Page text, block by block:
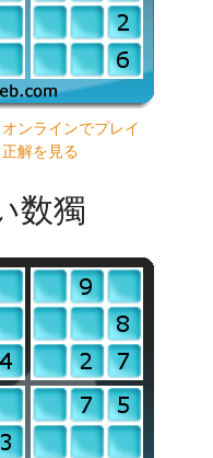
オンラインでプレイ
正解を見る
数獨